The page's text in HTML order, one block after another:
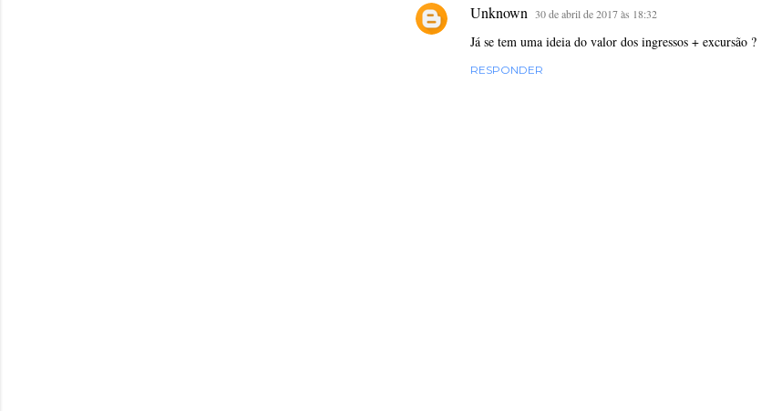
Unknown 30 de abril de 2017 às 18:32
Já se tem uma ideia do valor dos ingressos + excursão ?
RESPONDER